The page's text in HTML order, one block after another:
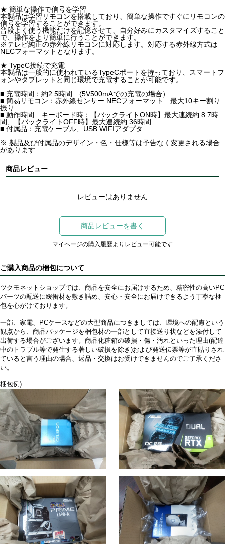
★ 簡単な操作で信号を学習
本製品は学習リモコンを搭載しており、簡単な操作ですぐにリモコンの
信号を学習することができます。
普段よく使う機能だけを記憶させて、自分好みにカスタマイズすること
で、操作をより簡単に行うことができます。
※テレビ純正の赤外線リモコンに対応します。対応する赤外線方式は
NECフォーマットとなります。
★ TypeC接続で充電
本製品は一般的に使われているTypeCポートを持っており、スマートフ
ォンやタブレットと同じ環境で充電することが可能です。
■ 充電時間：約2.5時間 (5V500mAでの充電の場合）
■ 簡易リモコン：赤外線センサー:NECフォーマット 最大10キー割り
振り
■ 動作時間 キーボード時：【バックライトON時】最大連続約 8.7時
間、【バックライトOFF時】最大連続約 36時間
■ 付属品：充電ケーブル、USB WIFIアダプタ
※ 製品及び付属品のデザイン・色・仕様等は予告なく変更される場合
があります
商品レビュー
レビューはありません
商品レビューを書く
マイページの購入履歴よりレビュー可能です
ご購入商品の梱包について
ツクモネットショップでは、商品を安全にお届けするため、精密性の高いPC
パーツの配送に緩衝材を敷き詰め、安心・安全にお届けできるよう丁寧な梱
包を心がけております。
一部、家電、PCケースなどの大型商品につきましては、環境への配慮という
観点から、商品パッケージを梱包材の一部として直接送り状などを添付して
出荷する場合がございます。商品化粧箱の破損・傷・汚れといった理由(配達
中のトラブル等で発生する著しい破損を除き)および発送伝票等が直貼りされ
ていると言う理由の場合、返品・交換はお受けできませんのでご了承くださ
い。
梱包例)